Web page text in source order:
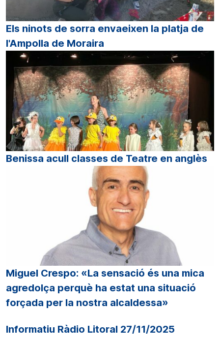
Els ninots de sorra envaeixen la platja de
l'Ampolla de Moraira
Benissa acull classes de Teatre en anglès
Miguel Crespo: «La sensació és una mica
agredolça perquè ha estat una situació
forçada per la nostra alcaldessa»
Informatiu Ràdio Litoral 27/11/2025